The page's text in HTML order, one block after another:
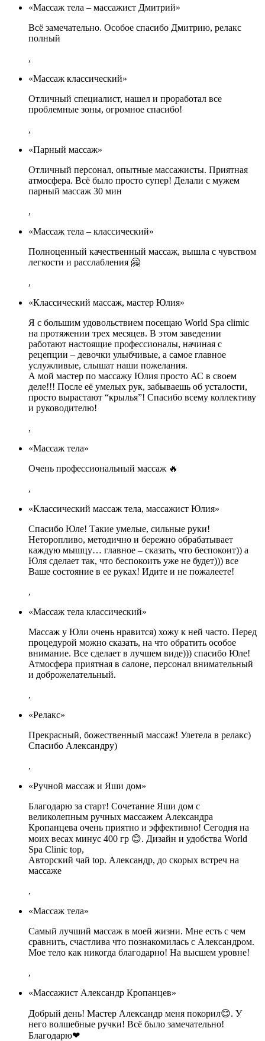
«Массаж тела – массажист Дмитрий»
Всё замечательно. Особое спасибо Дмитрию, релакс
полный
,
«Массаж классический»
Отличный специалист, нашел и проработал все
проблемные зоны, огромное спасибо!
,
«Парный массаж»
Отличный персонал, опытные массажисты. Приятная
атмосфера. Всё было просто супер! Делали с мужем
парный массаж 30 мин
,
«Массаж тела – классический»
Полноценный качественный массаж, вышла с чувством
легкости и расслабления 🤗
,
«Классический массаж, мастер Юлия»
Я с большим удовольствием посещаю World Spa climic
на протяжении трех месяцев. В этом заведении
работают настоящие профессионалы, начиная с
рецепции – девочки улыбчивые, а самое главное
услужливые, слышат наши пожелания.
А мой мастер по массажу Юлия просто АС в своем
деле!!! После её умелых рук, забываешь об усталости,
просто вырастают “крылья”! Спасибо всему коллективу
и руководителю!
,
«Массаж тела»
Очень профессиональный массаж 🔥
,
«Классический массаж тела, массажист Юлия»
Спасибо Юле! Такие умелые, сильные руки!
Неторопливо, методично и бережно обрабатывает
каждую мышцу… главное – сказать, что беспокоит)) а
Юля сделает так, что беспокоить уже не будет))) все
Ваше состояние в ее руках! Идите и не пожалеете!
,
«Массаж тела классический»
Массаж у Юли очень нравится) хожу к ней часто. Перед
процедурой можно сказать, на что обратить особое
внимание. Все сделает в лучшем виде))) спасибо Юле!
Атмосфера приятная в салоне, персонал внимательный
и доброжелательный.
,
«Релакс»
Прекрасный, божественный массаж! Улетела в релакс)
Спасибо Александру)
,
«Ручной массаж и Яши дом»
Благодарю за старт! Сочетание Яши дом с
великолепным ручных массажем Александра
Кропанцева очень приятно и эффективно! Сегодня на
моих весах минус 400 гр 😊. Дизайн и удобства World
Spa Clinic top,
Авторский чай top. Александр, до скорых встреч на
массаже
,
«Массаж тела»
Самый лучший массаж в моей жизни. Мне есть с чем
сравнить, счастлива что познакомилась с Александром.
Мое тело как никогда благодарно! На высшем уровне!
,
«Массажист Александр Кропанцев»
Добрый день! Мастер Александр меня покорил😊. У
него волшебные ручки! Всё было замечательно!
Благодарю❤